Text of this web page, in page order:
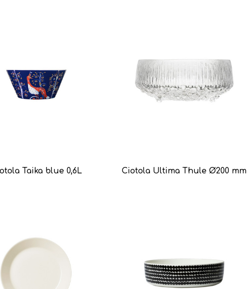
Taika blue 0,6L Ciotola Ultima Thule Ø200 mm